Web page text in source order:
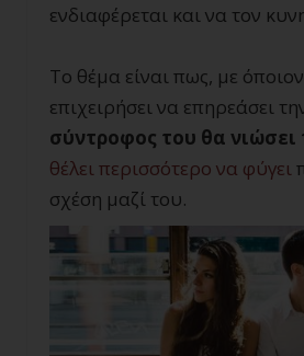
ενδιαφέρεται και να τον
Το θέμα είναι πως, με
επιχειρήσει να επηρεάσει
σύντροφος του θα νιώσει
θέλει περισσότερο να φύγει
σχέση μαζί του.